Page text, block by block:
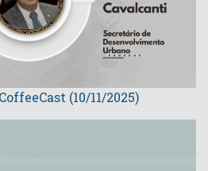
(10/11/2025)